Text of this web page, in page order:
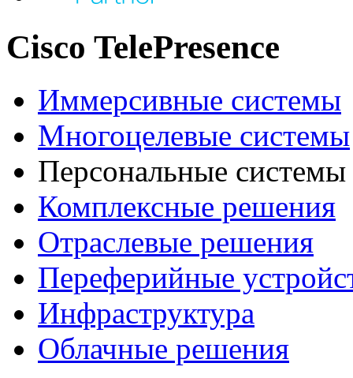
Cisco TelePresence
Иммерсивные системы
Многоцелевые системы
Персональные системы
Комплексные решения
Отраслевые решения
Переферийные
Инфраструктура
Облачные решения